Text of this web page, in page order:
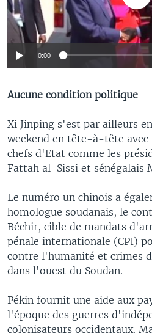
0:00
Aucune condition politique
Xi Jinping s'est par ailleurs
weekend en tête-à-tête avec
chefs d'Etat comme les
Fattah al-Sissi et sénégalais
Le numéro un chinois a
homologue soudanais, le
Béchir, cible de mandats
pénale internationale (CPI)
contre l'humanité et crimes
dans l'ouest du Soudan.
Pékin fournit une aide aux
l'époque des guerres
colonisateurs occidentaux.